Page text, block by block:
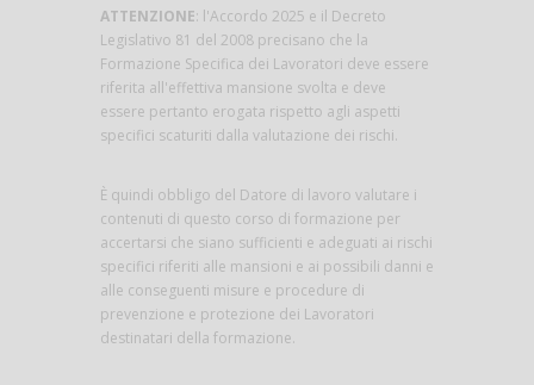
ATTENZIONE: l'Accordo 2025 e il Decreto
Legislativo 81 del 2008 precisano che la
Formazione Specifica dei Lavoratori deve essere
riferita all'effettiva mansione svolta e deve
essere pertanto erogata rispetto agli aspetti
specifici scaturiti dalla valutazione dei rischi.
È quindi obbligo del Datore di lavoro valutare i
contenuti di questo corso di formazione per
accertarsi che siano sufficienti e adeguati ai rischi
specifici riferiti alle mansioni e ai possibili danni e
alle conseguenti misure e procedure di
prevenzione e protezione dei Lavoratori
destinatari della formazione.